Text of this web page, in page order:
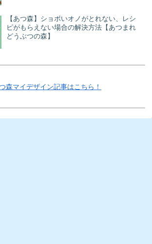
【あつ森】ショボいオノがとれない、レシ
ピがもらえない場合の解決方法【あつまれ
どうぶつの森】
森マイデザイン記事はこちら！